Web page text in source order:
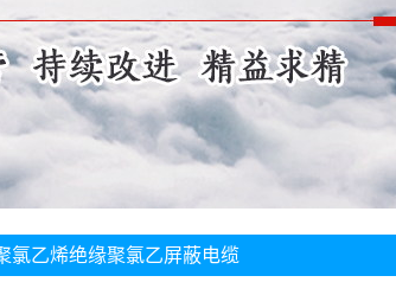
氯乙烯绝缘聚氯乙屏蔽电缆